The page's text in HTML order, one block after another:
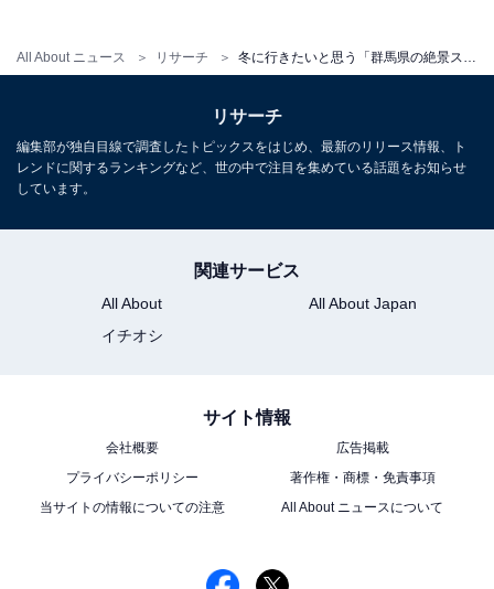
All About ニュース リサーチ
1 2
リサーチ
編集部が独自目線で調査したトピックスをはじめ、最新のリリース情報、ト
レンドに関するランキングなど、世の中で注目を集めている話題をお知らせ
しています。
関連サービス
All About
All About Japan
イチオシ
サイト情報
会社概要
広告掲載
プライバシーポリシー
著作権・商標・免責事項
当サイトの情報についての注意
All About ニュースについて